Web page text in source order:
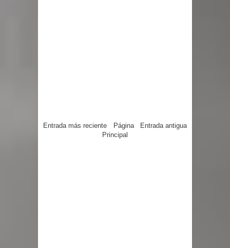
Entrada más reciente Entrada antigua
Página
Principal